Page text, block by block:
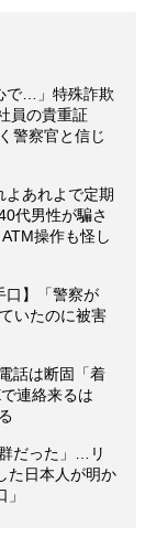
で…」特殊詐欺
員の貴重証
警察官と信じ
よあれよで定期
代男性が騙さ
操作も怪し
口】「警察が
いたのに被害
話は断固「着
連絡来るは
だった」…リ
た日本人が明か